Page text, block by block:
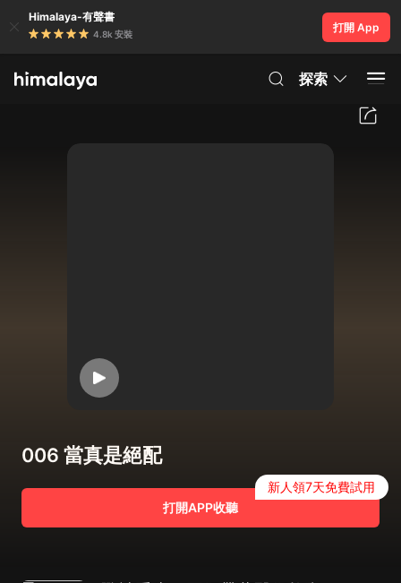
Himalaya-有聲書
4.8k 安裝
打開 App
探索
006 當真是絕配
打開APP收聽
新人領7天免費試用